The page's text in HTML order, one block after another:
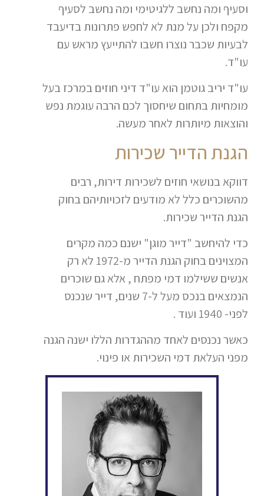
וסעיף ומה נחשב ללגיטימי ומה נחשב לסעיף
מקפח ולכן על מנת לא לחפש פתרונות בדיעבד
לבעיות שכבר נוצרו חשבו להתייעץ מראש עם
עו"ד.
עו"ד יריב גוטמן הוא עו"ד דיני חוזים במרכז בעל
מומחיות בתחום שיחסוך לכם הרבה עוגמת נפש
והוצאות מיותרות לאחר מעשה.
הגנת הדייר שכירות
דווקא בנושאי חוזים לשכירות דירות, רבים
מהשוכרים כלל לא מודעים לזכויותיהם בחוק
הגנת הדייר שכירות.
כדי להיחשב "דייר מוגן" ישנם כמה מקרים
המצוינים בחוק הגנת הדייר מ-1972 לא רק
אנשים ששילמו דמי מפתח , אלא גם שוכרים
הנמצאים בנכס מעל ל-7 שנים, דייר שנכנס
לפני- 1940 ועוד .
כאשר נכנסים לאחד מההגדרות הללו ישנה הגנה
מפני העלאת דמי השכירות או פינוי.